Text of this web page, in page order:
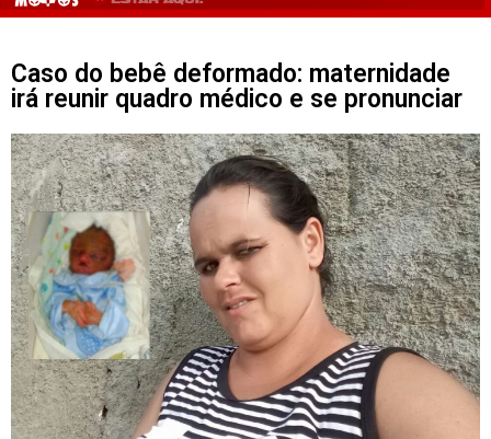
Caso do bebê deformado: maternidade
irá reunir quadro médico e se pronunciar